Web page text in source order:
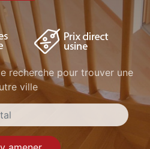
recherche pour trouver une
ville